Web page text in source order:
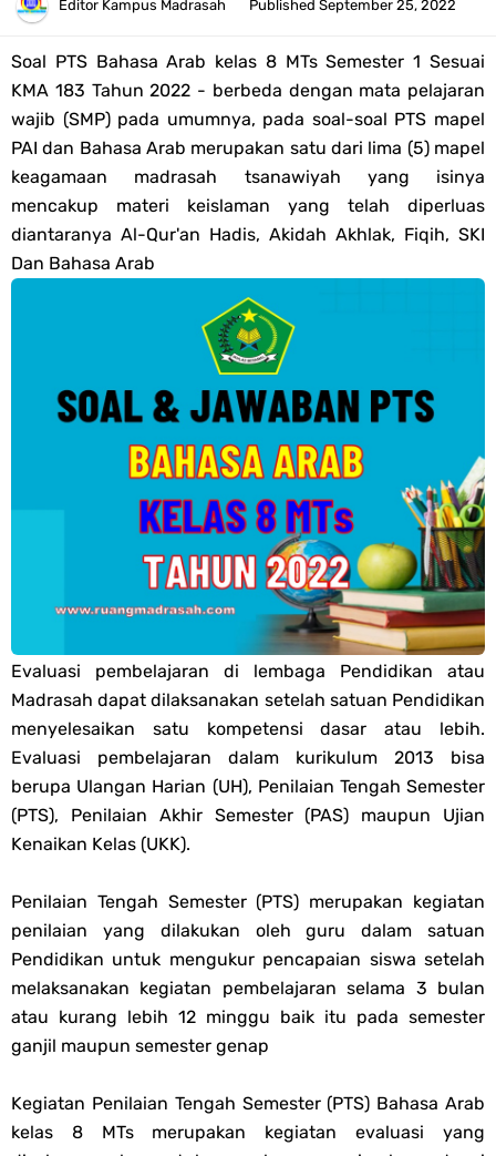
Tahun 2026
Bank Soal PAT Semester 2 Kelas 4 SD/MI Tahun 2026
Pendaftaran Akun Google Workspace bagi GTK Madrasah
Panduan GOOGLE WORKSPACE (GWS) Untuk Guru Madrasah
Bank Soal ASAT/PAT Kelas 5 SD/MI Kurikulum Merdeka Tahun 2026
Bank Soal PAT Kelas 6 SD/MI Semester 2 Kurikulum Merdeka Tahun
2026
Kisi-kisi Soal US/UM Jenjang SD/MI Tahun 2026 Lengkap
POS UM Jenjang MI, MTs Dan MA Tahun 2026
Jawaban Tugas Mandiri Dan Tugas Refleksi Modul Pedagogik SKI
PPG 2025
Jawaban Tugas Mandiri Dan Tugas Refleksi Modul Pedagogik Fiqih
Jawaban Tugas Mandiri Dan Tugas Refleksi Modul Pedagogik Akidah
Akhlak PPG 2025
Jawaban Tugas Mandiri Dan Tugas Refleksi Modul Pedagogik Al-
Qur'an Hadis PPG 2025
Soal OMI Geografi Terintegrasi Jenjang MA
Soal OMI Ekonomi Terintegrasi Jenjang MA
Soal OMI KIMIA Terintegrasi Jenjang MA
Dan MA Tahun 2026
Editor Kampus Madrasah Published September 25, 2022
Soal PTS Bahasa Arab kelas 8 MTsSemester 1 Sesuai
KMA 183 Tahun 2022 - berbeda dengan mata pelajaran
wajib (SMP) pada umumnya, pada soal-soal PTS mapel
PAI dan Bahasa Arab merupakan satu dari lima (5) mapel
keagamaan madrasah tsanawiyah yang isinya
mencakup materi keislaman yang telah diperluas
diantaranya Al-Qur'an Hadis, Akidah Akhlak, Fiqih, SKI
Dan Bahasa Arab
Evaluasi pembelajaran di lembaga Pendidikan atau
Madrasah dapat dilaksanakan setelah satuan Pendidikan
menyelesaikan satu kompetensi dasar atau lebih.
Evaluasi pembelajaran dalam kurikulum 2013 bisa
berupa Ulangan Harian (UH), Penilaian Tengah Semester
(PTS), Penilaian Akhir Semester (PAS) maupun Ujian
Kenaikan Kelas (UKK).
Penilaian Tengah Semester (PTS) merupakan kegiatan
penilaian yang dilakukan oleh guru dalam satuan
Pendidikan untuk mengukur pencapaian siswa setelah
melaksanakan kegiatan pembelajaran selama 3 bulan
atau kurang lebih 12 minggu baik itu pada semester
ganjil maupun semester genap
Kegiatan Penilaian Tengah Semester (PTS) Bahasa Arab
kelas 8 MTs merupakan kegiatan evaluasi yang